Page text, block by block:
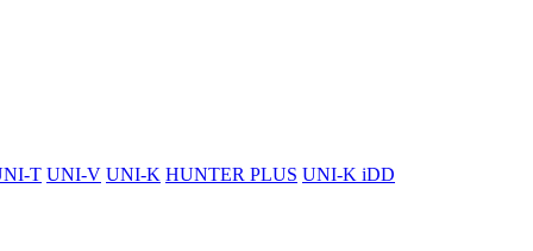
T UNI-V UNI-K HUNTER PLUS UNI-K iDD